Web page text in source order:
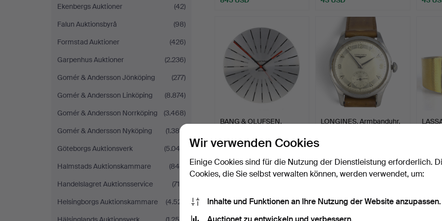
Ekenbergs Auktioner
(42)
Falun Auktionsbyrå
(98)
Formstad Auktioner
(426)
Garpenhus Auktioner
(2.236)
Gomér & Andersson Jönköping
(277)
Gomér & Andersson Linköping
(8.874)
Gomér & Andersson Norrköping
(3.468)
Gomér & Andersson Nyköping
(1.384)
Göteborgs Auktionsverk
(5.043)
Halmstads Auktionskammare
(849)
Handelslagret Auktionsservice
(716)
Helsingborgs Auktionskammare
(4.521)
BANG & OLUFSEN,
Alumin…
Beendet 18. Mai 2026
346 USD
LONGINES. Armbanduhr,
264 USD 64
Wir verwenden Cookies
Einige Cookies sind für die Nutzung der Dienstleistung erforderlich.
Cookies, die Sie selbst verwalten können, werden verwendet, um:
Inhalte und Funktionen an Ihre Nutzung der Website anzupassen.